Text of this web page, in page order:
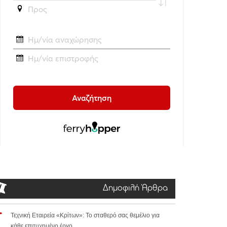
Δημοφιλή Άρθρα
Τεχνική Εταιρεία «Κρίτων»: Το σταθερό σας θεμέλιο για